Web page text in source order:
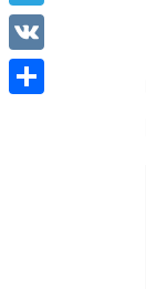
Telegram
VK